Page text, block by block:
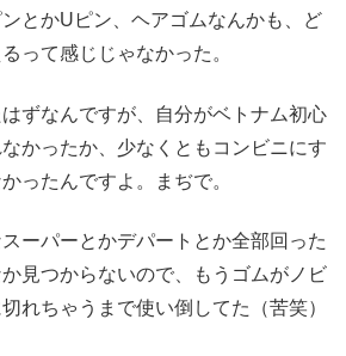
とかUピン、ヘアゴムなんかも、ど
って感じじゃなかった。
ずなんですが、自分がベトナム初心
かったか、少なくともコンビニにす
ったんですよ。まぢで。
ーパーとかデパートとか全部回った
見つからないので、もうゴムがノビ
れちゃうまで使い倒してた（苦笑）